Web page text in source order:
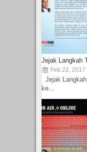
Jejak Langkah
Feb 22, 2017
Jejak
ke...